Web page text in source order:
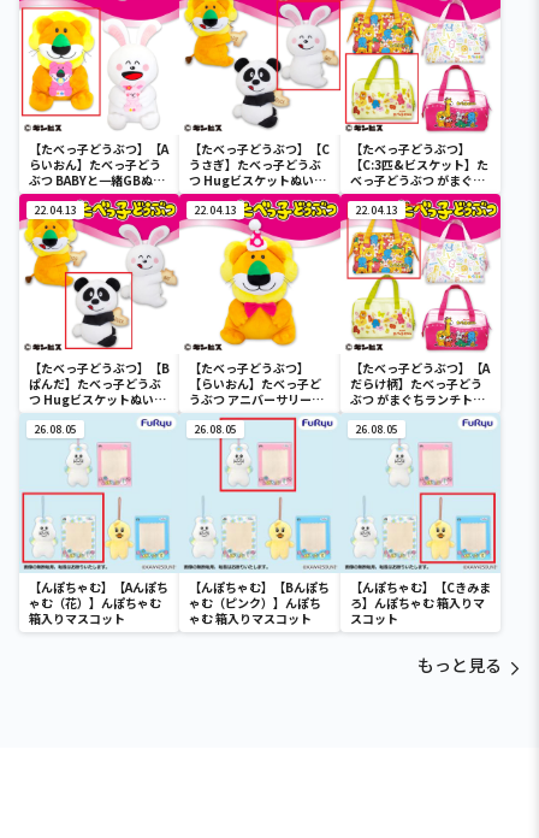
【たべっ子どうぶつ】【A
らいおん】たべっ子どう
ぶつ BABYと一緒GBぬい
ぐるみ
【たべっ子どうぶつ】【C
うさぎ】たべっ子どうぶ
つ Hugビスケットぬいぐ
るみ2
【たべっ子どうぶつ】
【C:3匹&ビスケット】た
べっ子どうぶつ がまぐち
ランチトートバッグ2
22.04.13
【たべっ子どうぶつ】【B
ぱんだ】たべっ子どうぶ
つ Hugビスケットぬいぐ
るみ2
22.04.13
【たべっ子どうぶつ】
【らいおん】たべっ子ど
うぶつ アニバーサリー
BIG
22.04.13
【たべっ子どうぶつ】【A
だらけ柄】たべっ子どう
ぶつ がまぐちランチトー
トバッグ2
26.08.05
【んぽちゃむ】【Aんぽち
ゃむ（花）】んぽちゃむ
箱入りマスコット
26.08.05
【んぽちゃむ】【Bんぽち
ゃむ（ピンク）】んぽち
ゃむ 箱入りマスコット
26.08.05
【んぽちゃむ】【Cきみま
ろ】んぽちゃむ 箱入りマ
スコット
もっと見る